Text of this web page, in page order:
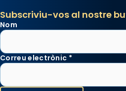
Subscriviu-vos al nostre
Nom
Correu electrònic *